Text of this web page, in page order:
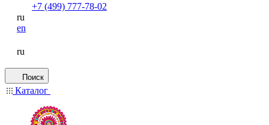
+7 (499) 777-78-02
ru
en
ru
Поиск
Каталог